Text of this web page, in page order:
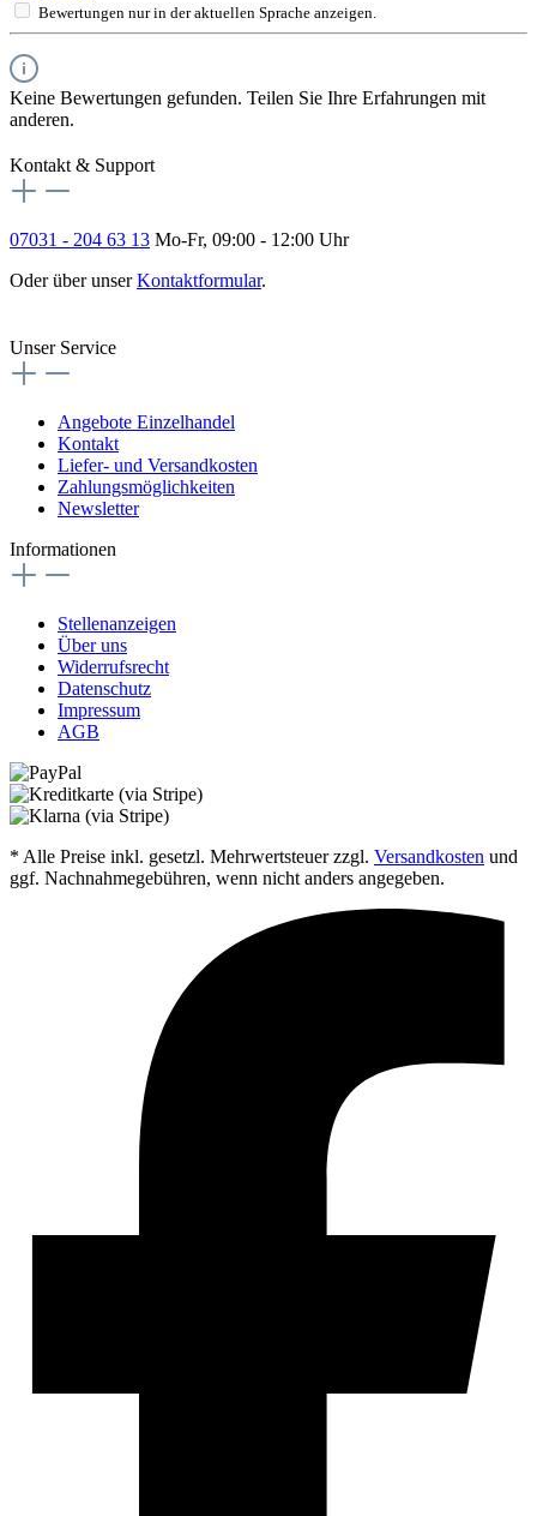
Bewertungen nur in der aktuellen Sprache anzeigen.
Keine Bewertungen gefunden. Teilen Sie Ihre Erfahrungen mit
anderen.
Kontakt & Support
07031 - 204 63 13 Mo-Fr, 09:00 - 12:00 Uhr
Oder über unserKontaktformular.
Unser Service
Angebote Einzelhandel
Kontakt
Liefer- und Versandkosten
Zahlungsmöglichkeiten
Newsletter
Informationen
Stellenanzeigen
Über uns
Widerrufsrecht
Datenschutz
Impressum
AGB
* Alle Preise inkl. gesetzl. Mehrwertsteuer zzgl. Versandkosten und
ggf. Nachnahmegebühren, wenn nicht anders angegeben.